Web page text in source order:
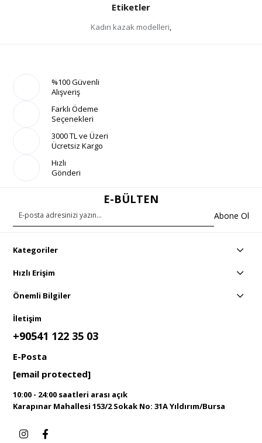
Etiketler
Kadın kazak modelleri,
%100 Güvenli
Alışveriş
Farklı Ödeme
Seçenekleri
3000 TL ve Üzeri
Ücretsiz Kargo
Hızlı
Gönderi
E-BÜLTEN
Abone Ol
Kategoriler
Hızlı Erişim
Önemli Bilgiler
İletişim
+90541 122 35 03
E-Posta
[email protected]
10:00 - 24:00 saatleri arası açık
Karapınar Mahallesi 153/2 Sokak No: 31A Yıldırım/Bursa